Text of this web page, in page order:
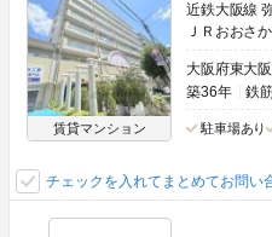
賃貸マンション
近鉄大阪線
ＪＲおおさ
大阪府東大
築36年
鉄
駐車場あり
チェックを入れてまとめてお問い